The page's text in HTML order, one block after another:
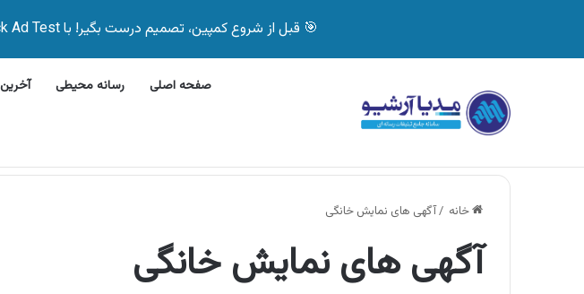
🎯 قبل از شروع کمپین، تصمیم درست بگیر! با Quick Ad Test روی مخاطب واقعی تست کن ✅
صفحه اصلی رسانه محیطی
چهارشنبه, 5 آگوست 2026 آگهی های تازه
خانه /آگهی های نمایش خانگی
آگهی های نمایش خانگی